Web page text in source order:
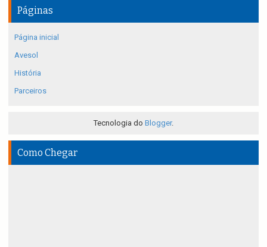
Páginas
Página inicial
Avesol
História
Parceiros
Tecnologia do Blogger.
Como Chegar